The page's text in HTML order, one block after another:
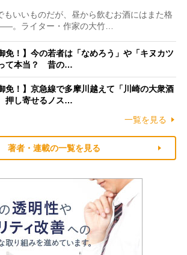
いいものだが、昼から飲むお酒にはまた格
。ライター・作家の大竹…
免！】今の若者は「なめろう」や「キヌカツ
て本当？ 昔の…
免！】京急線で多摩川越えて「川崎の大衆酒
押し寄せるノス…
一覧を見る
著者・連載の一覧を見る